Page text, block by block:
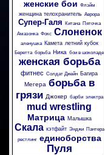
женские бои Флэйм
женщина телохранитель Аврора
Супер-Галя Китана
Пяточка
Амазонка Фокс Слоненок
аленушка Камета летний кубок
Беретта борьба Ника бои в шоколаде
женская борьба
фитнес Солдат Джейн Багира
Мегера борьба в
грязи Джокер барби электра
mud wrestling
Матрица Малышка
Скала кэтфайт Энджи
Пантера
рестлинг единоборства
Пуля